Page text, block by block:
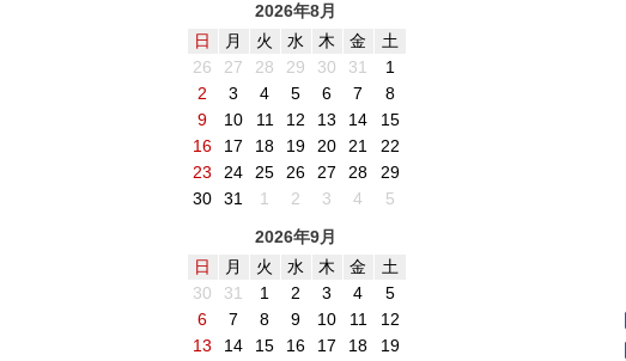
2026年8月
日
月 火 水 木 金
土
26
27 28 29 30 31
1
2
3 4 5 6 7
8
9
10 11 12 13 14
15
16
17 18 19 20 21
22
23
24 25 26 27 28
29
30
31 1 2 3 4
5
2026年9月
日
月 火 水 木 金
土
30
31 1 2 3 4
5
6
7 8 9 10 11
12
13
14 15 16 17 18
19